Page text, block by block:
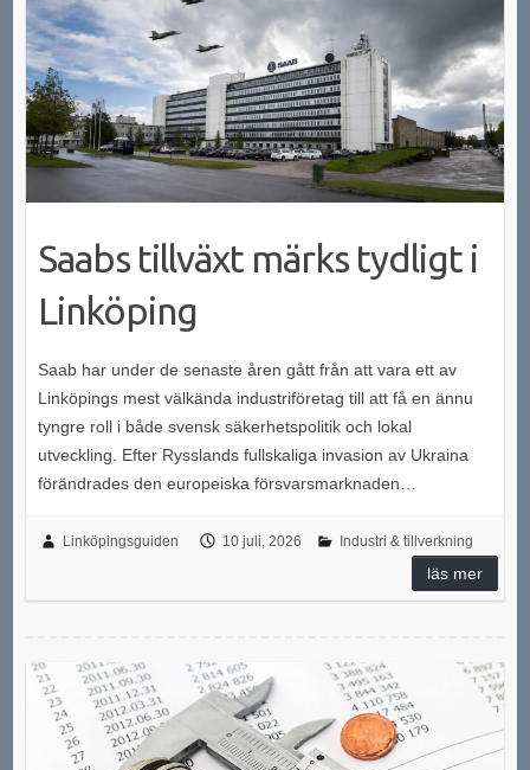
Saabs tillväxt märks tydligt i
Linköping
Saab har under de senaste åren gått från att vara ett av
Linköpings mest välkända industriföretag till att få en ännu
tyngre roll i både svensk säkerhetspolitik och lokal
utveckling. Efter Rysslands fullskaliga invasion av Ukraina
förändrades den europeiska försvarsmarknaden…
Linköpingsguiden 10 juli, 2026 Industri & tillverkning
läs mer